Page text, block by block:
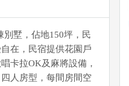
別墅，佔地150坪，民
在，民宿提供花園戶
卡拉OK及麻將設備，
人房型，每間房間空